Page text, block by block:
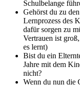
Schulbelange
Gehörst du zu
Lernprozess des
dafür sorgen zu
Vertrauen ist
es lernt)
Bist du ein
Jahre mit dem
nicht?
Wenn du nun die